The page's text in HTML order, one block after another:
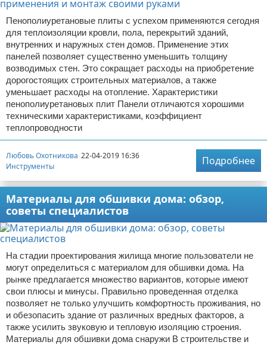
Пенополиуретановые плиты с успехом применяются сегодня
для теплоизоляции кровли, пола, перекрытий зданий,
внутренних и наружных стен домов. Применение этих
панелей позволяет существенно уменьшить толщину
возводимых стен. Это сокращает расходы на приобретение
дорогостоящих строительных материалов, а также
уменьшает расходы на отопление. Характеристики
пенополиуретановых плит Панели отличаются хорошими
техническими характеристиками, коэффициент
теплопроводности
Любовь Охотникова 22-04-2019 16:36
Инструменты
Подробнее
Материалы для обшивки дома: обзор,
советы специалистов
На стадии проектирования жилища многие пользователи не
могут определиться с материалом для обшивки дома. На
рынке предлагается множество вариантов, которые имеют
свои плюсы и минусы. Правильно проведенная отделка
позволяет не только улучшить комфортность проживания, но
и обезопасить здание от различных вредных факторов, а
также усилить звуковую и тепловую изоляцию строения.
Материалы для обшивки дома снаружи В строительстве и